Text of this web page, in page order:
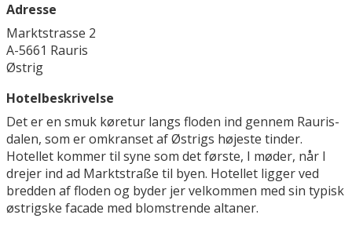
Adresse
Marktstrasse 2
A-5661 Rauris
Østrig
Hotelbeskrivelse
Det er en smuk køretur langs floden ind gennem Rauris-
dalen, som er omkranset af Østrigs højeste tinder.
Hotellet kommer til syne som det første, I møder, når I
drejer ind ad Marktstraße til byen. Hotellet ligger ved
bredden af floden og byder jer velkommen med sin typisk
østrigske facade med blomstrende altaner.